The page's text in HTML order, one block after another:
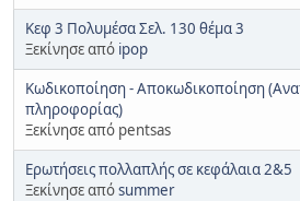
Κεφ 3 Πολυμέσα Σελ. 130 θέμα 3
Ξεκίνησε από ipop
Κωδικοποίηση - Αποκωδικοποίηση
πληροφορίας)
Ξεκίνησε από pentsas
Ερωτήσεις πολλαπλής σε κεφάλαια 2&5
Ξεκίνησε απόsummer